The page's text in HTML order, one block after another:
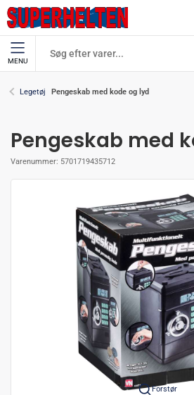
MENU
Legetøj Pengeskab med kode og lyd
Pengeskab med
Varenummer: 5701719435712
Forstør